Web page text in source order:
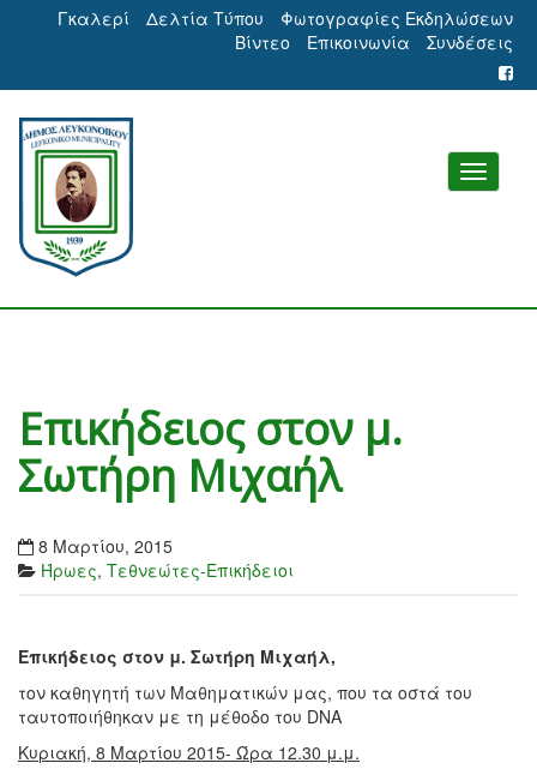
Γκαλερί Δελτία Τύπου
Φωτογραφίες Εκδηλώσεων
Βίντεο
Επικοινωνία Συνδέσεις
Επικήδειος στον μ.
Σωτήρη Μιχαήλ
8 Μαρτίου, 2015
Ήρωες, Τεθνεώτες-Επικήδειοι
Επικήδειος στον μ. Σωτήρη Μιχαήλ,
τον καθηγητή των Μαθηματικών μας, που τα οστά του
ταυτοποιήθηκαν με τη μέθοδο του DNA
Κυριακή, 8 Μαρτίου 2015- Ώρα 12.30 μ.μ.